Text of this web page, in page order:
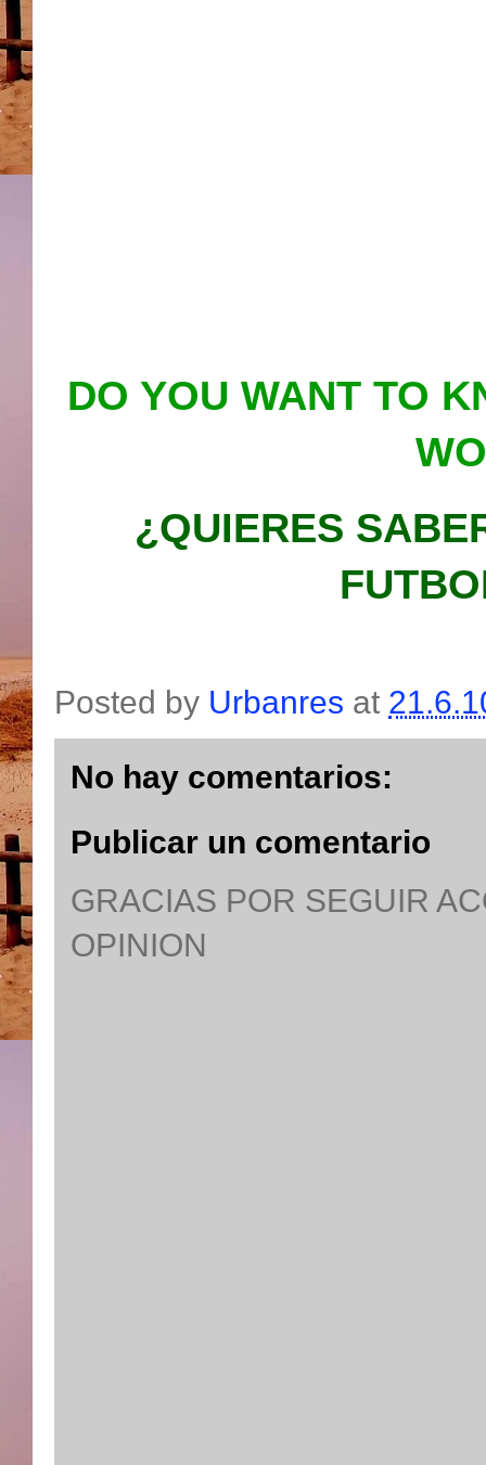
DO YOU WANT TO
¿QUIERES
Posted by Urbanres at
No hay comentarios:
Publicar un comentario
GRACIAS POR SEGUIR
OPINION